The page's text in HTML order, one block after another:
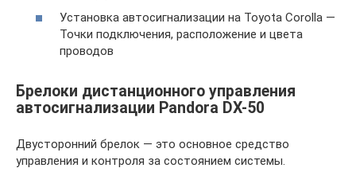
Установка автосигнализации на Toyota Corolla —
Точки подключения, расположение и цвета
проводов
Брелоки дистанционного управления
автосигнализации Pandora DX-50
Двусторонний брелок — это основное средство
управления и контроля за состоянием системы.